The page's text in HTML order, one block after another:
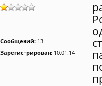
Сообщений: 13
Зарегистрирован: 10.01.14